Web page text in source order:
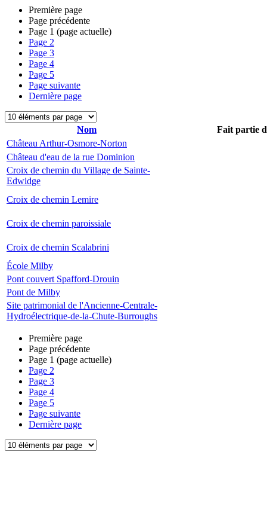
Première page
Page précédente
Page 1 (page actuelle)
Page 2
Page 3
Page 4
Page 5
Page suivante
Dernière page
Nom
Fait partie
Château Arthur-Osmore-Norton
Château d'eau de la rue Dominion
Croix de chemin du Village de Sainte-
Edwidge
Croix de chemin Lemire
Croix de chemin paroissiale
Croix de chemin Scalabrini
École Milby
Pont couvert Spafford-Drouin
Pont de Milby
Site patrimonial de l'Ancienne-Centrale-
Hydroélectrique-de-la-Chute-Burroughs
Première page
Page précédente
Page 1 (page actuelle)
Page 2
Page 3
Page 4
Page 5
Page suivante
Dernière page